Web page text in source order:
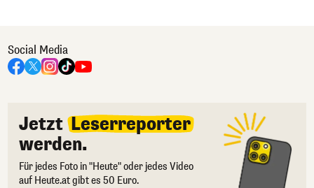
Social Media
Jetzt Leserreporter
werden.
Für jedes Foto in "Heute" oder jedes Video
auf Heute.at gibt es 50 Euro.